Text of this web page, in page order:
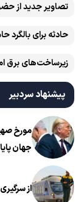
تصاویر جدید از
حادثه برای بالگرد
زیرساخت‌های برق
پیشنهاد سردبیر
مورخ
جهان
از